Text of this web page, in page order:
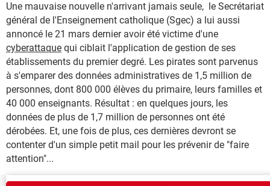
Une mauvaise nouvelle n'arrivant jamais seule, le Secrétariat
général de l'Enseignement catholique (Sgec) a lui aussi
annoncé le 21 mars dernier avoir été victime d'une
cyberattaque qui ciblait l'application de gestion de ses
établissements du premier degré. Les pirates sont parvenus
à s'emparer des données administratives de 1,5 million de
personnes, dont 800 000 élèves du primaire, leurs familles et
40 000 enseignants. Résultat : en quelques jours, les
données de plus de 1,7 million de personnes ont été
dérobées. Et, une fois de plus, ces dernières devront se
contenter d'un simple petit mail pour les prévenir de "faire
attention"...